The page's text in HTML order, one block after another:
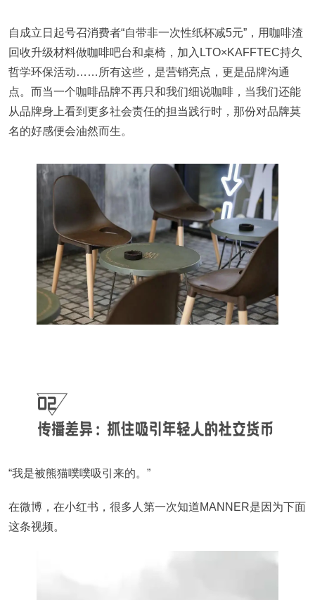
自成立日起号召消费者“自带非一次性纸杯减5元”，用咖啡渣
回收升级材料做咖啡吧台和桌椅，加入LTO×KAFFTEC持久
哲学环保活动……所有这些，是营销亮点，更是品牌沟通
点。而当一个咖啡品牌不再只和我们细说咖啡，当我们还能
从品牌身上看到更多社会责任的担当践行时，那份对品牌莫
名的好感便会油然而生。
“我是被熊猫噗噗吸引来的。”
在微博，在小红书，很多人第一次知道MANNER是因为下面
这条视频。